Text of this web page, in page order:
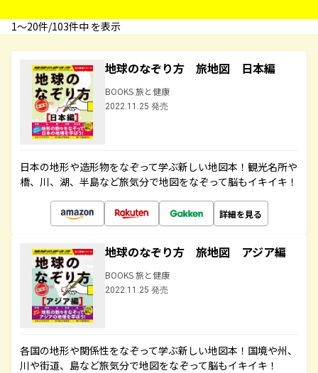
1〜20件/103件中 を表示
地球のなぞり方 旅地図 日本編
BOOKS 旅と健康
2022.11.25 発売
日本の地形や造形物をなぞって学ぶ新しい地図本！観光名所や
橋、川、湖、半島など旅気分で地図をなぞって脳もイキイキ！
詳細を見る
地球のなぞり方 旅地図 アジア編
BOOKS 旅と健康
2022.11.25 発売
各国の地形や関係性をなぞって学ぶ新しい地図本！国境や州、
川や街道、島など旅気分で地図をなぞって脳もイキイキ！